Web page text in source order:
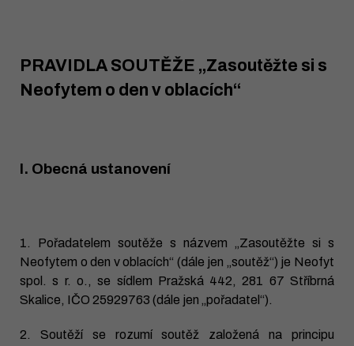
PRAVIDLA SOUTĚŽE „Zasoutěžte si s
Neofytem o den v oblacích“
I. Obecná ustanovení
1. Pořadatelem soutěže s názvem „Zasoutěžte si s
Neofytem o den v oblacích“ (dále jen „soutěž“) je Neofyt
spol. s r. o., se sídlem Pražská 442, 281 67 Stříbrná
Skalice, IČO 25929763 (dále jen „pořadatel“).
2. Soutěží se rozumí soutěž založená na principu